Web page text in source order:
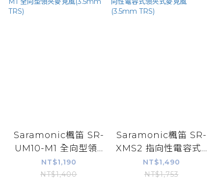
Saramonic楓笛 SR-
UM10-M1 全向型領...
NT$1,190
NT$1,400
Saramonic楓笛 SR-
XMS2 指向性電容式...
NT$1,490
NT$1,753